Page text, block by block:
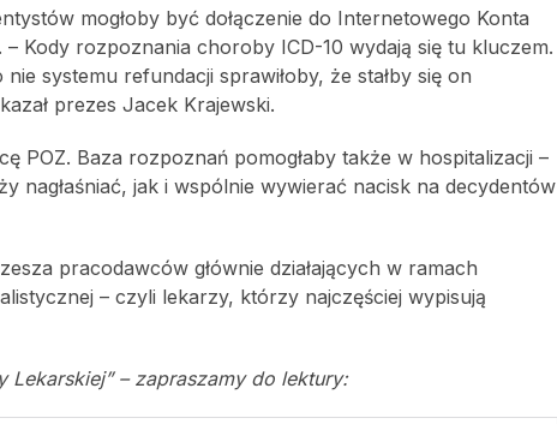
mogłoby być dołączenie do Internetowego Konta
Kody rozpoznania choroby ICD-10 wydają się tu kluczem.
systemu refundacji sprawiłoby, że stałby się on
prezes Jacek Krajewski.
POZ. Baza rozpoznań pomogłaby także w hospitalizacji –
nagłaśniać, jak i wspólnie wywierać nacisk na decydentów
pracodawców głównie działających w ramach
– czyli lekarzy, którzy najczęściej wypisują
Lekarskiej” – zapraszamy do lektury: